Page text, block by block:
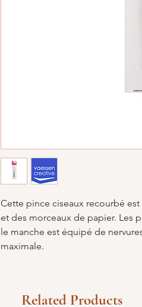
Cette pince ciseaux recourbé
et des morceaux de papier. Les
le manche est équipé de
maximale.
Related Products